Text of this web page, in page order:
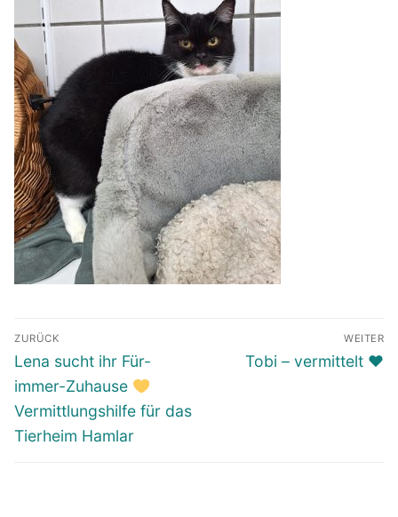
Beitragsnavigation
ZURÜCK
Vorheriger
Beitrag:
Lena sucht ihr Für-
immer-Zuhause
Vermittlungshilfe für das
Tierheim Hamlar
WEITER
Nächster
Tobi – vermittelt ♥️